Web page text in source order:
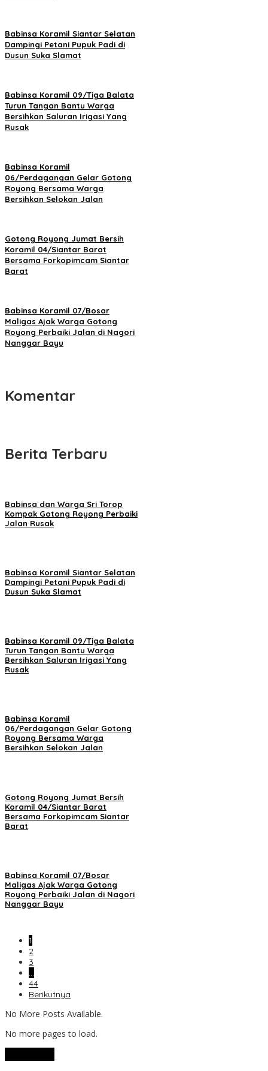
Babinsa Koramil Siantar Selatan
Dampingi Petani Pupuk Padi di
Dusun Suka Slamat
Babinsa Koramil 09/Tiga Balata
Turun Tangan Bantu Warga
Bersihkan Saluran Irigasi Yang
Rusak
Babinsa Koramil
06/Perdagangan Gelar Gotong
Royong Bersama Warga
Bersihkan Selokan Jalan
Gotong Royong Jumat Bersih
Koramil 04/Siantar Barat
Bersama Forkopimcam Siantar
Barat
Babinsa Koramil 07/Bosar
Maligas Ajak Warga Gotong
Royong Perbaiki Jalan di Nagori
Nanggar Bayu
Komentar
Berita Terbaru
Babinsa dan Warga Sri Torop
Kompak Gotong Royong Perbaiki
Jalan Rusak
Babinsa Koramil Siantar Selatan
Dampingi Petani Pupuk Padi di
Dusun Suka Slamat
Babinsa Koramil 09/Tiga Balata
Turun Tangan Bantu Warga
Bersihkan Saluran Irigasi Yang
Rusak
Babinsa Koramil
06/Perdagangan Gelar Gotong
Royong Bersama Warga
Bersihkan Selokan Jalan
Gotong Royong Jumat Bersih
Koramil 04/Siantar Barat
Bersama Forkopimcam Siantar
Barat
Babinsa Koramil 07/Bosar
Maligas Ajak Warga Gotong
Royong Perbaiki Jalan di Nagori
Nanggar Bayu
1
2
3
…
44
Berikutnya
No More Posts Available.
No more pages to load.